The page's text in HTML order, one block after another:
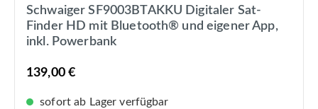
Schwaiger SF9003BTAKKU Digitaler Sat-
Finder HD mit Bluetooth® und eigener App,
inkl. Powerbank
139,00 €
sofort ab Lager verfügbar